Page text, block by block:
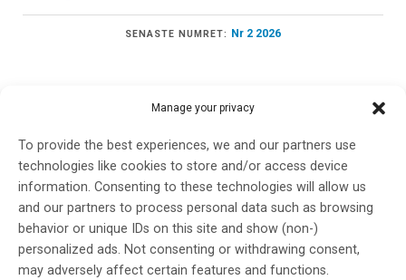
Manage your privacy
To provide the best experiences, we and our partners use
technologies like cookies to store and/or access device
information. Consenting to these technologies will allow us
and our partners to process personal data such as browsing
behavior or unique IDs on this site and show (non-)
personalized ads. Not consenting or withdrawing consent,
may adversely affect certain features and functions.
SENASTE NUMRET: Nr 2 2026
H.M. Drottning Silvias
pris